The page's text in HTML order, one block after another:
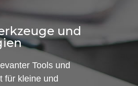
und
Tools und
für kleine und